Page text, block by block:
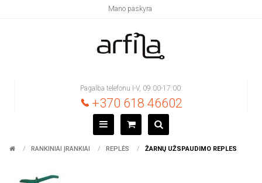
Mano paskyra
Pagalba telefonu I-V, 09:00-17:00:
+370 618 46602
RANKINIAI ĮRANKIAI REPLĖS ŽARNŲ UŽSPAUDIMO REPLES